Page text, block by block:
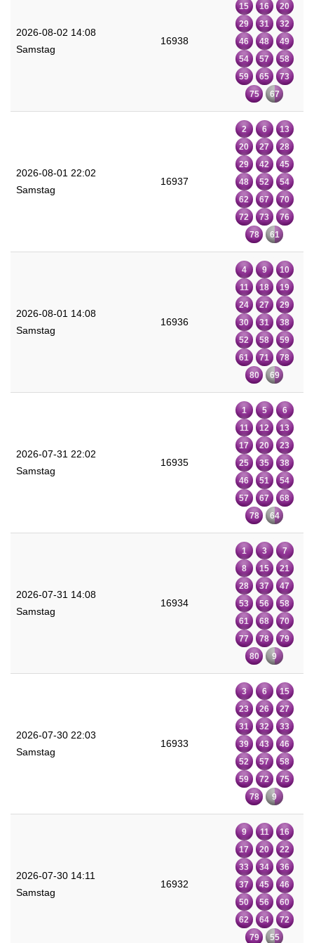
2026-08-02 14:08
Samstag
16938
15
16
20
29
31
32
46
48
49
54
57
58
59
65
73
75
67
2026-08-01 22:02
Samstag
16937
2 6
13
20
27
28
29
42
45
48
52
54
62
67
70
72
73
76
78
61
2026-08-01 14:08
Samstag
16936
4 9
10
11
18
19
24
27
29
30
31
38
52
58
59
61
71
78
80
69
2026-07-31 22:02
Samstag
16935
1 5
6
11
12
13
17
20
23
25
35
38
46
51
54
57
67
68
78
64
2026-07-31 14:08
Samstag
16934
1 3
7
8
15
21
28
37
47
53
56
58
61
68
70
77
78
79
80
9
2026-07-30 22:03
Samstag
16933
3 6
15
23
26
27
31
32
33
39
43
46
52
57
58
59
72
75
78
9
2026-07-30 14:11
Samstag
16932
9 11
16
17
20
22
33
34
36
37
45
46
50
56
60
62
64
72
79
55